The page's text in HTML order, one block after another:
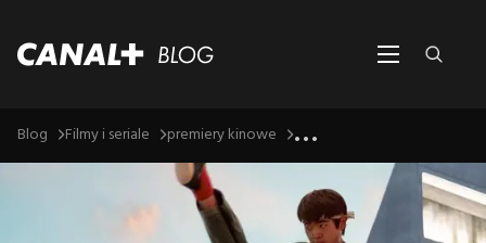
Blog Filmy i seriale premiery kinowe ...